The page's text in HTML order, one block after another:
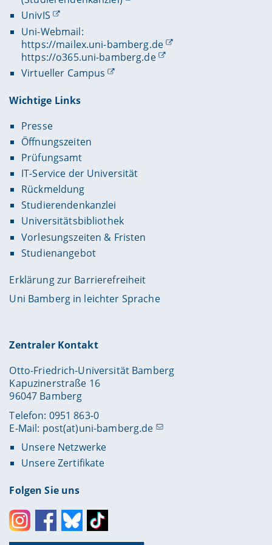
für Weiterbildungsangebote,
Fragen der Gleichstellung in den
Studienprogrammen,
Beauftrage bzw. Beauftragter für Weiterbildung
schwerbehinderte Studierende.
der jeweiligen Prüfungsordnung und der
jeweiligen Fachprüfungsordnung.
UnivIS
Uni-Webmail:
https://mailex.uni-bamberg.de
https://o365.uni-bamberg.de
Virtueller Campus
Wichtige Links
Presse
Öffnungszeiten
Prüfungsamt
IT-Service der Universität
Rückmeldung
Studierendenkanzlei
Universitätsbibliothek
Vorlesungszeiten & Fristen
Studienangebot
Erklärung zur Barrierefreiheit
Uni Bamberg in leichter Sprache
Zentraler Kontakt
Otto-Friedrich-Universität Bamberg
Kapuzinerstraße 16
96047 Bamberg
Telefon: 0951 863-0
E-Mail: post(at)uni-bamberg.de
Unsere Netzwerke
Unsere Zertifikate
Folgen Sie uns
InstagramFacebookBlueskyToktok